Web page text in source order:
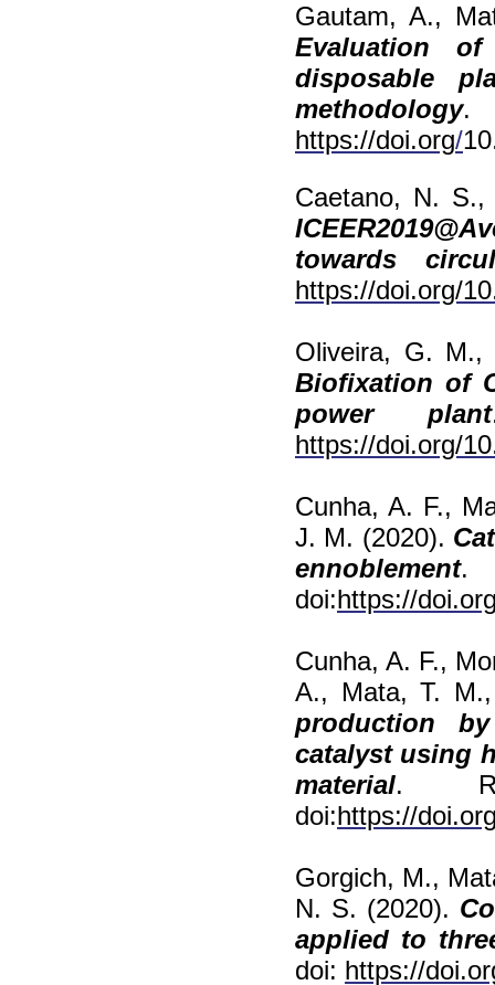
Gautam, A.,
Evaluation
disposable
methodology.
https://doi.org/
Caetano, N.
towards
https://doi.org/
Oliveira, G.
Biofixation of
power plant
https://doi.org/
Cunha, A. F.,
J. M. (2020).
ennoblement.
doi:https://
Cunha, A. F.,
A., Mata, T.
production
catalyst using
material.
doi:https://
Gorgich, M.,
N. S. (2020).
applied to
doi: https://